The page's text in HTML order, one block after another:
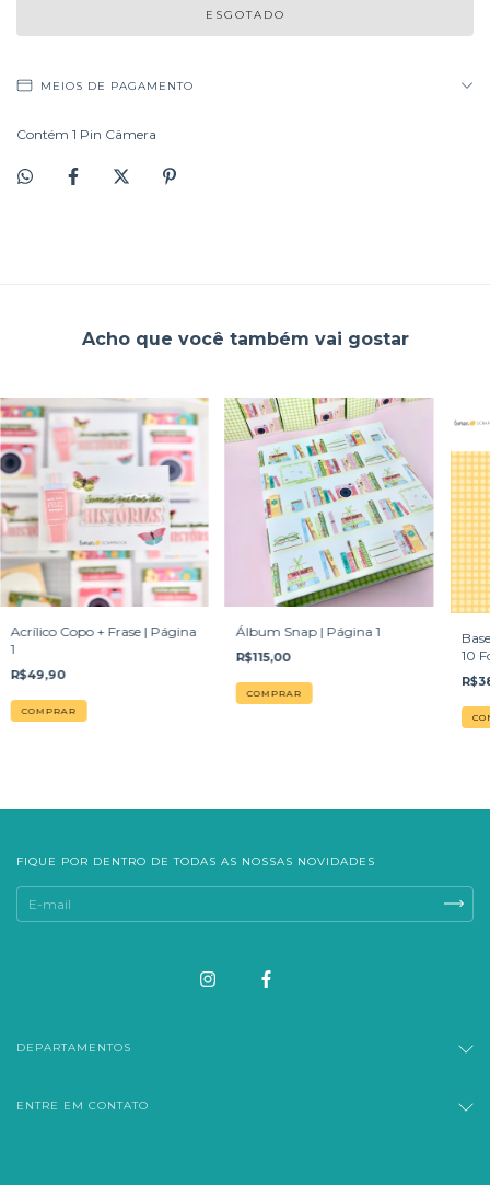
MEIOS DE PAGAMENTO
Contém 1 Pin Câmera
Acho que você também vai gostar
Acrílico Copo + Frase | Página
1
R$49,90
Álbum Snap | Página 1
R$115,00
COMPRAR
10
FIQUE POR DENTRO DE TODAS AS NOSSAS NOVIDADES
DEPARTAMENTOS
ENTRE EM CONTATO